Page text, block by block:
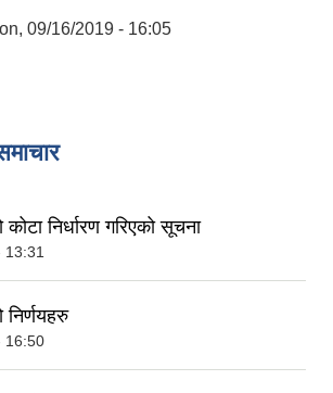
09/16/2019 - 16:05
निर्धारण गरिएको सूचना
13:31
16:50